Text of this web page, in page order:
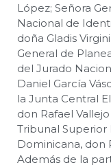
López; Señora
Nacional de
doña Gladis
General de
del Jurado
Daniel García
la Junta Central
don Rafael
Tribunal
Dominicana, don
Además de la